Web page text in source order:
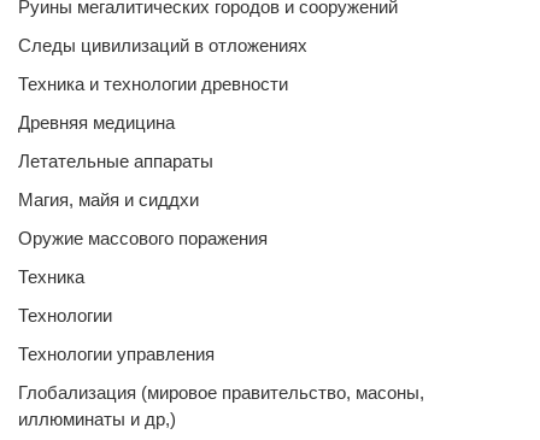
Руины мегалитических городов и сооружений
Следы цивилизаций в отложениях
Техника и технологии древности
Древняя медицина
Летательные аппараты
Магия, майя и сиддхи
Оружие массового поражения
Техника
Технологии
Технологии управления
Глобализация (мировое правительство, масоны,
иллюминаты и др,)